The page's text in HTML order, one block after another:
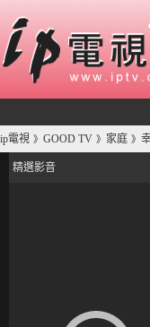
ip電視 》 GOOD TV 》 家庭 》
精選影音